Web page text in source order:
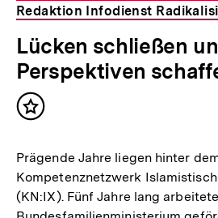
Redaktion Infodienst
Lücken schließen
Perspektiven
Inhalt
Prägende Jahre liegen hinter
Kompetenznetzwerk
(KN:IX). Fünf Jahre lang